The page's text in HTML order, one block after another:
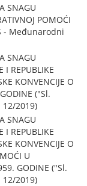
SNAGU
POMOĆI
- Međunarodni
SNAGU
I REPUBLIKE
KONVENCIJE O
("Sl.
2019)
SNAGU
I REPUBLIKE
KONVENCIJE O
U
GODINE ("Sl.
2019)